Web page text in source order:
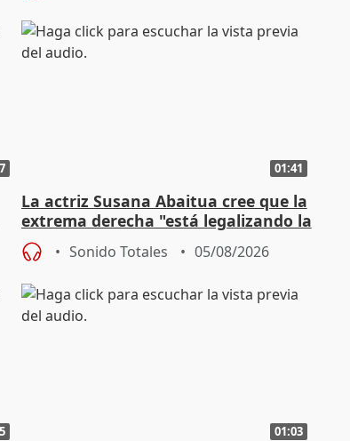
01:41
La actriz Susana Abaitua cree que la
extrema derecha "está legalizando la
homofobia"
Sonido Totales 05/08/2026
01:03